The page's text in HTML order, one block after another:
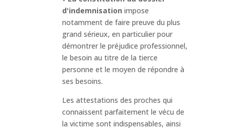
d'indemnisation impose
notamment de faire preuve du plus
grand sérieux, en particulier pour
démontrer le préjudice professionnel,
le besoin au titre de la tierce
personne et le moyen de répondre à
ses besoins.
Les attestations des proches qui
connaissent parfaitement le vécu de
la victime sont indispensables, ainsi